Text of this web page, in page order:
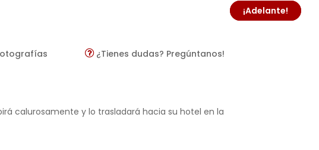
¡Adelante!
¿Tienes dudas? Pregúntanos!
calurosamente y lo trasladará hacia su hotel en la